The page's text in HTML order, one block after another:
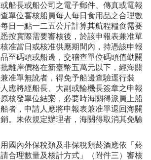
船長或船公司之電子郵件、傳真或電報
單位審核船員每人每日食用品之合理數
日一點一二五公斤計算其航程糧食需要
按實際需要審核後，於該申報表兼准單
准當日或核准供應期間內，持憑該申報
至碼頭或船邊，交稽查單位碼頭值勤關
離岸價格在新臺幣五萬元以下，經海關
准單無訛者，得免予船邊查驗逕行裝
應將經船長、大副或輪機長簽章之申報
核發單位結案，必要時海關得派員上船
者，申請人應將申報表兼准單退回海關
。未依規定辦理者，海關得取消其免驗
用國內外保稅類及非保稅類菸酒應依「菸
合理數量及核計方式」（附件三）審核